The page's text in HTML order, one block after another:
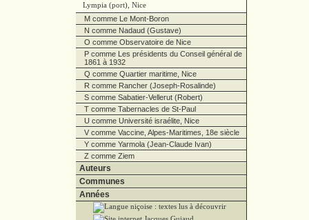
Lympia (port), Nice
M comme Le Mont-Boron
N comme Nadaud (Gustave)
O comme Observatoire de Nice
P comme Les présidents du Conseil général de
1861 à 1932
Q comme Quartier maritime, Nice
R comme Rancher (Joseph-Rosalinde)
S comme Sabatier-Vellerut (Robert)
T comme Tabernacles de St-Paul
U comme Université israélite, Nice
V comme Vaccine, Alpes-Maritimes, 18e siècle
Y comme Yarmola (Jean-Claude Ivan)
Z comme Ziem
Auteurs
Communes
Années